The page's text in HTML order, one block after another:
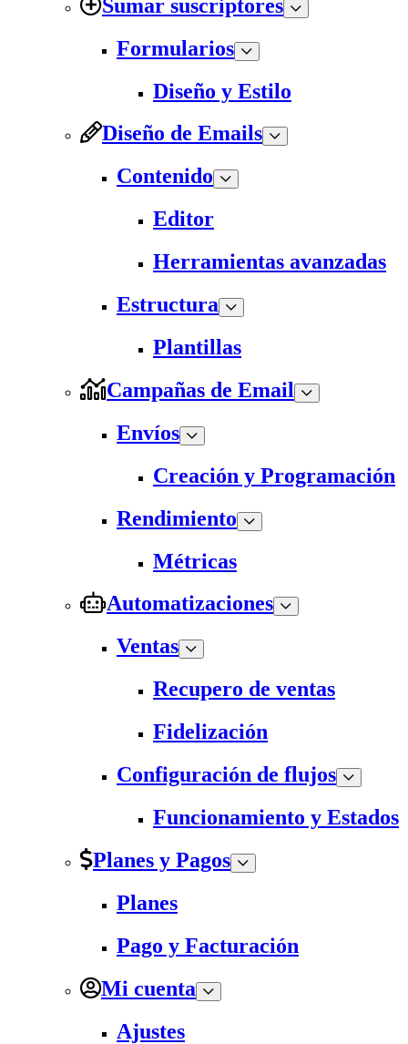
Sumar suscriptores
Formularios
Diseño y Estilo
Diseño de Emails
Contenido
Editor
Herramientas avanzadas
Estructura
Plantillas
Campañas de Email
Envíos
Creación y Programación
Rendimiento
Métricas
Automatizaciones
Ventas
Recupero de ventas
Fidelización
Configuración de flujos
Funcionamiento y Estados
Planes y Pagos
Planes
Pago y Facturación
Mi cuenta
Ajustes